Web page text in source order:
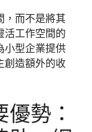
，而不是將其
活工作空間的
小型企業提供
創造額外的收
勢：